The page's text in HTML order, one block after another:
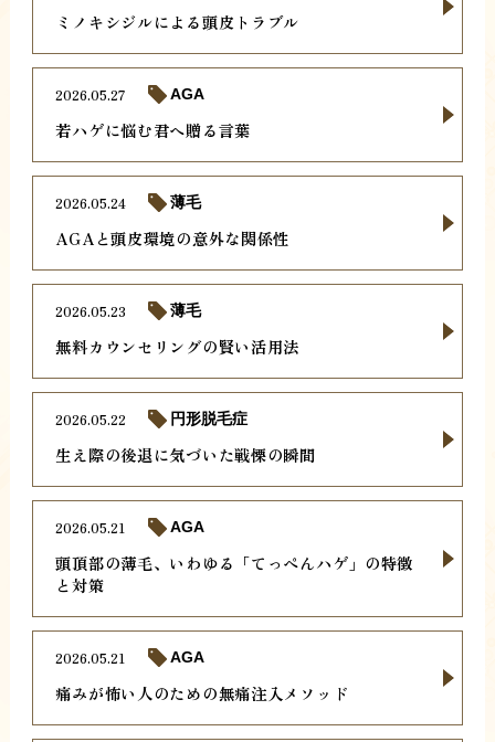
ミノキシジルによる頭皮トラブル
若ハゲに悩む君へ贈る言葉
2026.05.27 AGA
AGAと頭皮環境の意外な関係性
2026.05.24 薄毛
無料カウンセリングの賢い活用法
2026.05.23 薄毛
生え際の後退に気づいた戦慄の瞬間
2026.05.22 円形脱毛症
頭頂部の薄毛、いわゆる「てっぺんハゲ」の特徴
と対策
2026.05.21 AGA
痛みが怖い人のための無痛注入メソッド
2026.05.21 AGA